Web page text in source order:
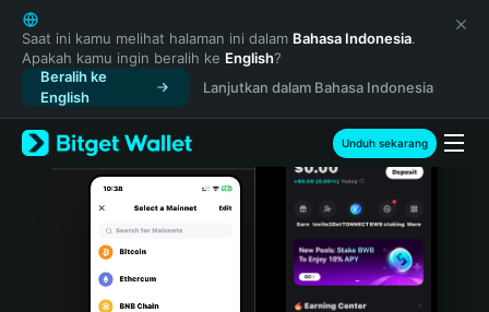
English
日本語
Tiếng Việt
Русский
Español (Latinoamérica)
Türkçe
Italiano
Português (Portugal)
Saat ini kamu melihat halaman ini dalam Bahasa Indonesia.
Apakah kamu ingin beralih ke English?
Beralih ke
English
Lanjutkan dalam Bahasa Indonesia
Unduh sekarang